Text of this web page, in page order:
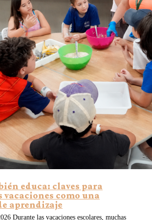
educa: claves para
vacaciones como una
aprendizaje
Durante las vacaciones escolares, muchas